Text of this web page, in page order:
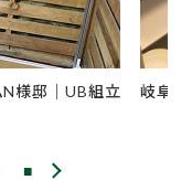
N様邸｜UB組立 岐阜